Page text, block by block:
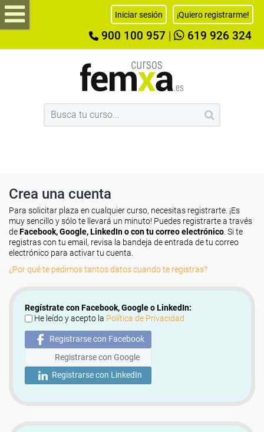
Iniciar sesión ¡Quiero registrarme!
900 100 957 619 926 324
Crea una cuenta
Para solicitar plaza en cualquier curso, necesitas registrarte. ¡Es
muy sencillo y sólo te llevará un minuto! Puedes registrarte a través
deFacebook, Google, LinkedIn o con tu correo electrónico . Si te
registras con tu email, revisa la bandeja de entrada de tu correo
electrónico para activar tu cuenta.
¿Por qué te pedimos tantos datos cuando te registras?
Regístrate con Facebook, Google o LinkedIn:
He leído y acepto la Política de Privacidad
Registrarse con Facebook
Registrarse con Google
Registrarse con LinkedIn